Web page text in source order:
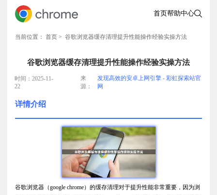
首页帮助中心
当前位置： 首页 > 谷歌浏览器缓存清理提升性能操作经验实操方法
谷歌浏览器缓存清理提升性能操作经验实操方法
时间：2025-11-
22
来
源：
发现高效的安卓上网引擎 - 彩虹探索站官
网
详情介绍
谷歌浏览器（google chrome）的缓存清理对于提升性能非常重要，因为浏